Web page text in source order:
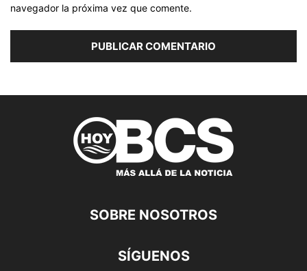
navegador la próxima vez que comente.
SOBRE NOSOTROS
SÍGUENOS